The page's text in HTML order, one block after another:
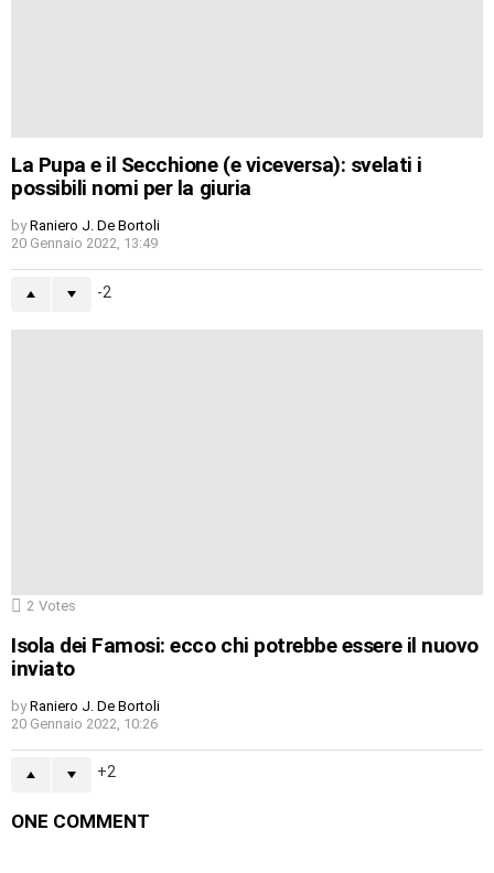
La Pupa e il Secchione (e viceversa): svelati i
possibili nomi per la giuria
by Raniero J. De Bortoli
20 Gennaio 2022, 13:49
-2
2 Votes
Isola dei Famosi: ecco chi potrebbe essere il nuovo
inviato
by Raniero J. De Bortoli
20 Gennaio 2022, 10:26
2
ONE COMMENT